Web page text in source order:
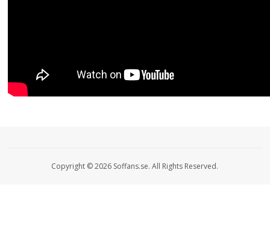
Copyright © 2026 Soffans.se. All Rights Reserved.